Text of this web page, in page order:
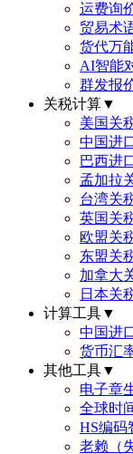
运费询
贸易术
货代万
AI智能
群发报
关税计算▼
美国关
中国进
巴西进
孟加拉
台湾关
英国关
欧盟关
东盟关
加拿大
日本关
计算工具▼
中国进
货币汇
其他工具▼
电子章
全球时
HS编码
老赖（